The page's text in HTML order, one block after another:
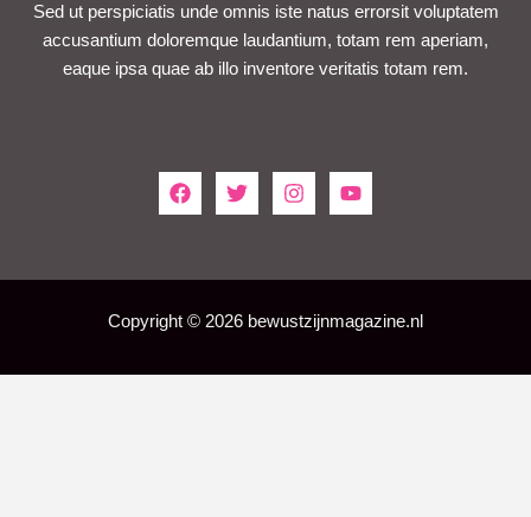
Sed ut perspiciatis unde omnis iste natus errorsit voluptatem
accusantium doloremque laudantium, totam rem aperiam,
eaque ipsa quae ab illo inventore veritatis totam rem.
Copyright © 2026 bewustzijnmagazine.nl